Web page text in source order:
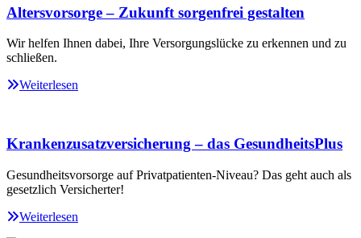
Altersvorsorge – Zukunft sorgenfrei gestalten
Wir helfen Ihnen dabei, Ihre Versorgungslücke zu erkennen und zu
schließen.
Weiterlesen
Krankenzusatzversicherung – das GesundheitsPlus
Gesundheitsvorsorge auf Privatpatienten-Niveau? Das geht auch als
gesetzlich Versicherter!
Weiterlesen